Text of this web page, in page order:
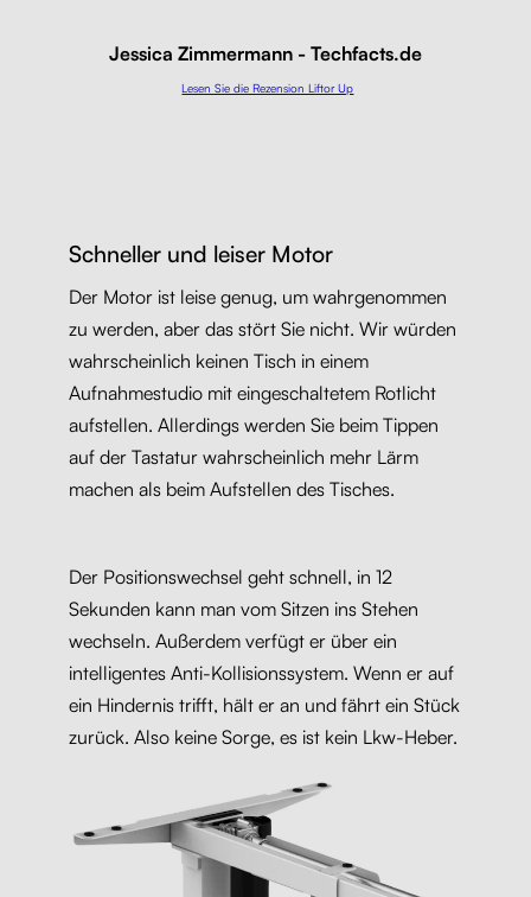
Jessica Zimmermann - Techfacts.de
Lesen Sie die Rezension Liftor Up
Schneller und leiser Motor
Der Motor ist leise genug, um wahrgenommen
zu werden, aber das stört Sie nicht. Wir würden
wahrscheinlich keinen Tisch in einem
Aufnahmestudio mit eingeschaltetem Rotlicht
aufstellen. Allerdings werden Sie beim Tippen
auf der Tastatur wahrscheinlich mehr Lärm
machen als beim Aufstellen des Tisches.
Der Positionswechsel geht schnell, in 12
Sekunden kann man vom Sitzen ins Stehen
wechseln. Außerdem verfügt er über ein
intelligentes Anti-Kollisionssystem. Wenn er auf
ein Hindernis trifft, hält er an und fährt ein Stück
zurück. Also keine Sorge, es ist kein Lkw-Heber.